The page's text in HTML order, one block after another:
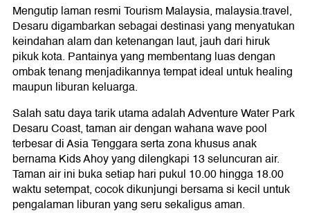
Mengutip laman resmi Tourism Malaysia, malaysia.travel,
Desaru digambarkan sebagai destinasi yang menyatukan
keindahan alam dan ketenangan laut, jauh dari hiruk
pikuk kota. Pantainya yang membentang luas dengan
ombak tenang menjadikannya tempat ideal untuk healing
maupun liburan keluarga.
Salah satu daya tarik utama adalah Adventure Water Park
Desaru Coast, taman air dengan wahana wave pool
terbesar di Asia Tenggara serta zona khusus anak
bernama Kids Ahoy yang dilengkapi 13 seluncuran air.
Taman air ini buka setiap hari pukul 10.00 hingga 18.00
waktu setempat, cocok dikunjungi bersama si kecil untuk
pengalaman liburan yang seru sekaligus aman.